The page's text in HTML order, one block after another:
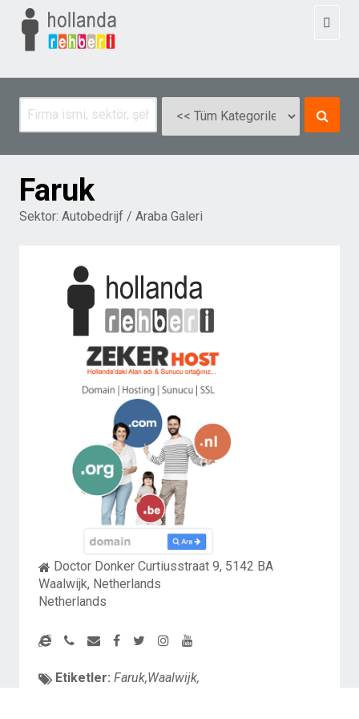
Faruk
Sektor: Autobedrijf / Araba Galeri
Doctor Donker Curtiusstraat 9, 5142 BA
Waalwijk, Netherlands
Netherlands
Etiketler: Faruk,Waalwijk,